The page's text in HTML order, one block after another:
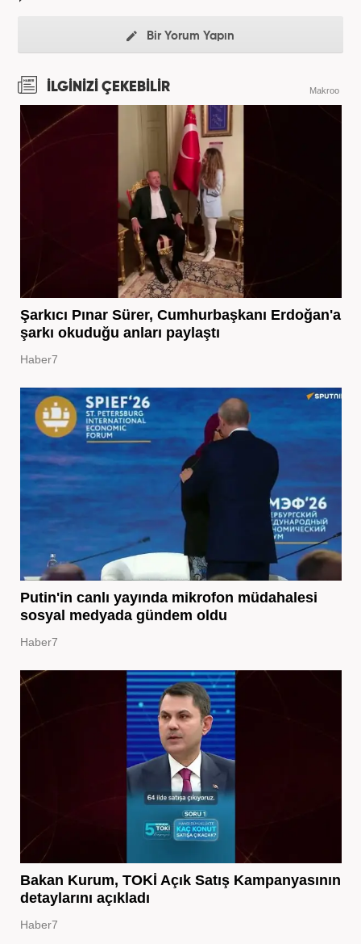
Bir Yorum Yapın
İLGİNİZİ ÇEKEBİLİR Makroo
Şarkıcı Pınar Sürer, Cumhurbaşkanı Erdoğan'a
şarkı okuduğu anları paylaştı
Haber7
Putin'in canlı yayında mikrofon müdahalesi
sosyal medyada gündem oldu
Haber7
Bakan Kurum, TOKİ Açık Satış Kampanyasının
detaylarını açıkladı
Haber7